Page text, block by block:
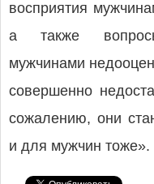
восприятия
а также
мужчинами
совершенно
сожалению, они
и для мужчин тоже».